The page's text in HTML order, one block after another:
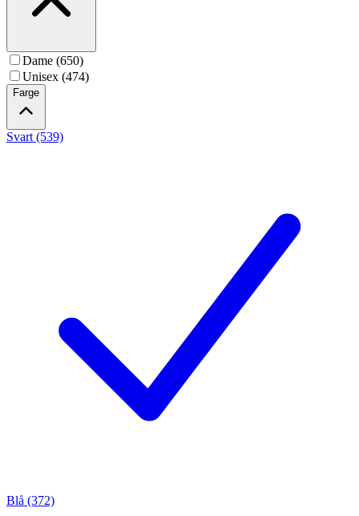
Dame (650)
Unisex (474)
Farge
Svart (539)
Blå (372)